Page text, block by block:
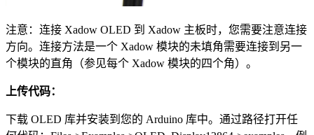
注意：连接 Xadow OLED 到 Xadow 主板时，您需要注意连接
方向。连接方法是一个 Xadow 模块的未填角需要连接到另一
个模块的直角（参见每个 Xadow 模块的四个角）。
上传代码：
下载 OLED 库并安装到您的 Arduino 库中。通过路径打开任